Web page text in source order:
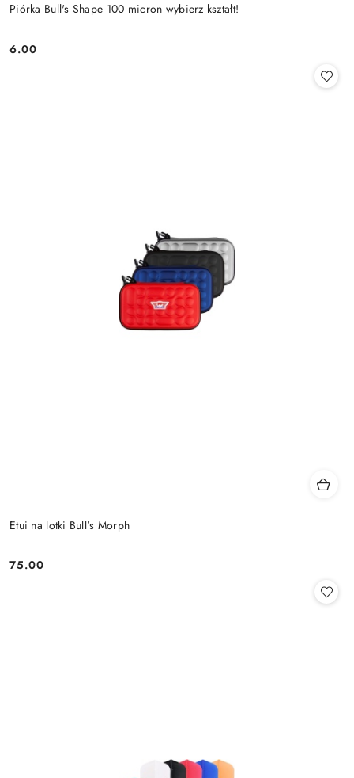
Piórka Bull's Shape 100 micron wybierz kształt!
Cena:
6.00
Etui na lotki Bull's Morph
Cena:
75.00